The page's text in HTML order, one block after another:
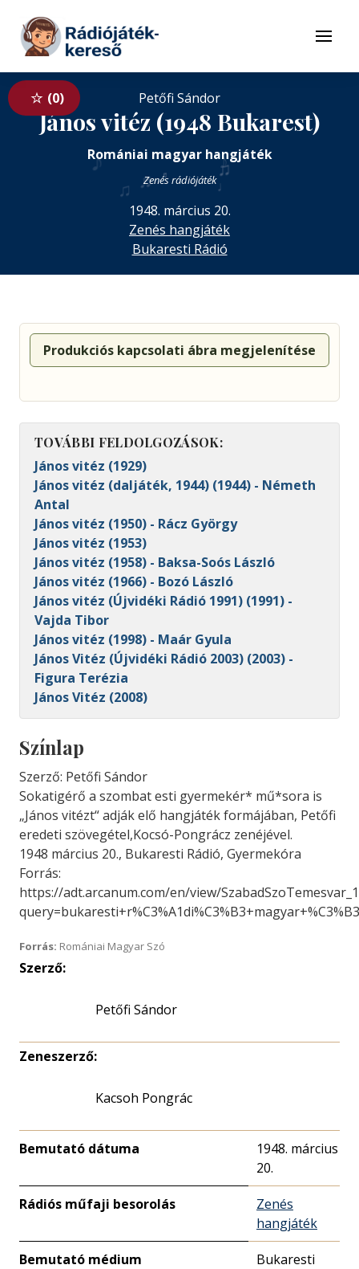
Tovább a tartalomhoz
Menü
0
♪
♫ ♬
♪
♩
♫
♪
♬
Petőfi Sándor
János vitéz (1948 Bukarest)
Romániai magyar hangjáték
Zenés rádiójáték
1948. március 20.
Zenés hangjáték
Bukaresti Rádió
Produkciós kapcsolati ábra megjelenítése
TOVÁBBI FELDOLGOZÁSOK:
János vitéz (1929)
János vitéz (daljáték, 1944) (1944) - Németh
Antal
János vitéz (1950) - Rácz György
János vitéz (1953)
János vitéz (1958) - Baksa-Soós László
János vitéz (1966) - Bozó László
János vitéz (Újvidéki Rádió 1991) (1991) -
Vajda Tibor
János vitéz (1998) - Maár Gyula
János Vitéz (Újvidéki Rádió 2003) (2003) -
Figura Terézia
János Vitéz (2008)
Színlap
Szerző: Petőfi Sándor
Sokatigérő a szombat esti gyermekér* mű*sora is
„János vitézt“ adják elő hangjáték formájában, Petőfi
eredeti szövegétel,Kocsó-Pongrácz zenéjével.
1948 március 20., Bukaresti Rádió, Gyermekóra
Forrás:
https://adt.arcanum.com/en/view/
Forrás: Romániai Magyar Szó
Szerző:
Petőfi Sándor
Zeneszerző:
Kacsoh Pongrác
Bemutató dátuma
1948. március
20.
Rádiós műfaji besorolás
Zenés
hangjáték
Bemutató médium
Bukaresti